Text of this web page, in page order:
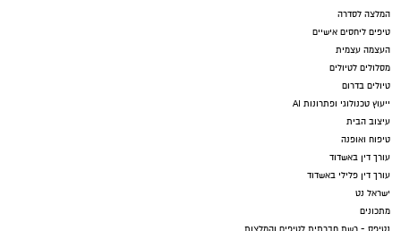
המלצה לסדרה
טיפים ליחסים אישיים
העצמה עצמית
מסלולים לטיולים
טיולים בדרום
ייעוץ טכנולוגי ופתרונות AI
עיצוב הבית
טיפוח ואופנה
עורך דין באשדוד
עורך דין פלילי באשדוד
ישראל נט
מתכונים